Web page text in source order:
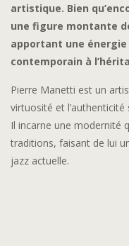
artistique. Bien
une figure montante
apportant une
contemporain à
Pierre Manetti est un
virtuosité et
Il incarne une modernité
traditions, faisant de lui
jazz actuelle.